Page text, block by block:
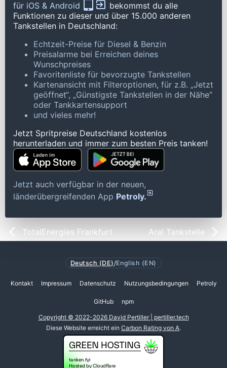
für iOS & Android
bekommst du alle
Funktionen zu dieser und über 15.000 anderen
Tankstellen in Deutschland:
Echtzeit-Preise für Diesel & Benzin
Preisalarme bei Erreichen deines
Wunschpreises
Favoritenliste für bevorzugte Tankstellen
Kartenansicht mit Filteroptionen, für z.B. „Jetzt
geöffnet“, „Günstigste Tankstellen in der Nähe“
oder Tankkartensupport
und vieles mehr!
Jetzt Spritpreise Deutschland kostenlos
herunterladen und immer zum besten Preis tanken!
Jetzt auch verfügbar in der neuen,
länderübergreifenden App Petroly.
TotalEnergies Frankfurt Aral Tankstelle
Deutsch (DE) /English (EN)
Kontakt Impressum Datenschutz Nutzungsbedingungen Petroly
GitHub npm
Copyright © 2022-2026 David Pertiller | pertiller.tech
Diese Website erreicht ein Carbon Rating von A.